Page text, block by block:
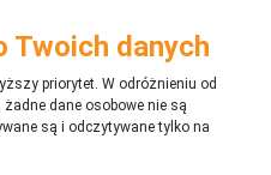
Twoich danych
priorytet. W odróżnieniu od
żadne dane osobowe nie są
są i odczytywane tylko na